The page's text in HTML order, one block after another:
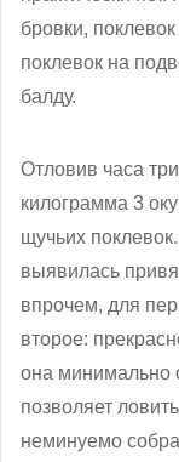
бровки,
поклевок на
балду.
Отловив часа
килограмма 3
щучьих
выявилась
впрочем, для
второе:
она минимально
позволяет
неминуемо